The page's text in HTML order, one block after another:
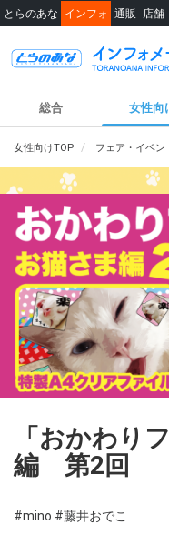
とらのあな インフォ 通販 店舗
総合 女性向
女性向けTOP フェア・イベン
「おかわり
編 第2回
#mino #藤井おでこ